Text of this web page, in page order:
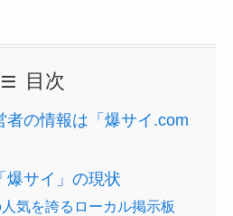
目次
者の情報は「爆サイ.com
爆サイ」の現状
気を誇るローカル掲示板